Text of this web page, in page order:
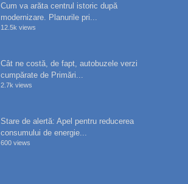
Cum va arăta centrul istoric după
modernizare. Planurile pri...
12.5k views
Cât ne costă, de fapt, autobuzele verzi
cumpărate de Primări...
2.7k views
Stare de alertă: Apel pentru reducerea
consumului de energie...
600 views